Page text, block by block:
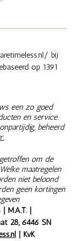
bij
op 1391
een zo goed
en service.
beheerd
om de
maatregelen
niet beloond
geen kortingen
| M.A.T. |
28, 6446 SN
| KvK